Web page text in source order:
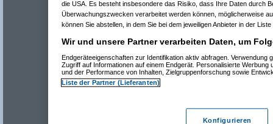
die USA. Es besteht insbesondere das Risiko, dass Ihre Daten durch
Überwachungszwecken verarbeitet werden können, möglicherweise
können Sie abstellen, in dem Sie bei dem jeweiligen Anbieter in der
Wir und unsere Partner verarbeiten Daten, um
Endgeräteeigenschaften zur Identifikation aktiv abfragen. Verwendung
Zugriff auf Informationen auf einem Endgerät. Personalisierte Werbung
und der Performance von Inhalten, Zielgruppenforschung sowie
Liste der Partner (Lieferanten)
Konfigurieren